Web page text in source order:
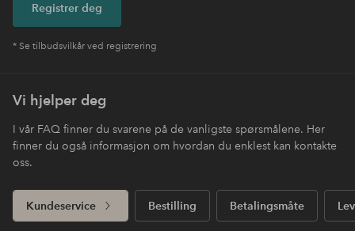
Registrer deg
* Se tilbudsvilkår ved registrering
Vi hjelper deg
I vår FAQ finner du svarene på de vanligste spørsmålene. Her
finner du også informasjon om hvordan du enklest kan kontakte
oss.
Kundeservice Bestilling Betalingsmåte